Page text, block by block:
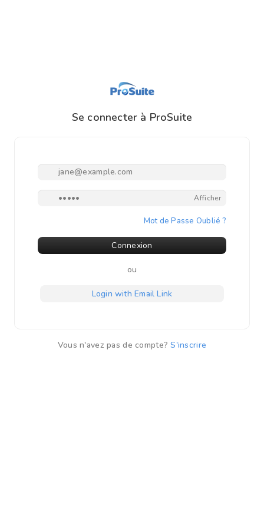
Se connecter à ProSuite
Courriel ou Mobile ou Nom d'Utilisateur
Mot de Passe Afficher
Mot de Passe Oublié ?
Connexion
ou
Login with Email Link
Vous n'avez pas de compte?S'inscrire